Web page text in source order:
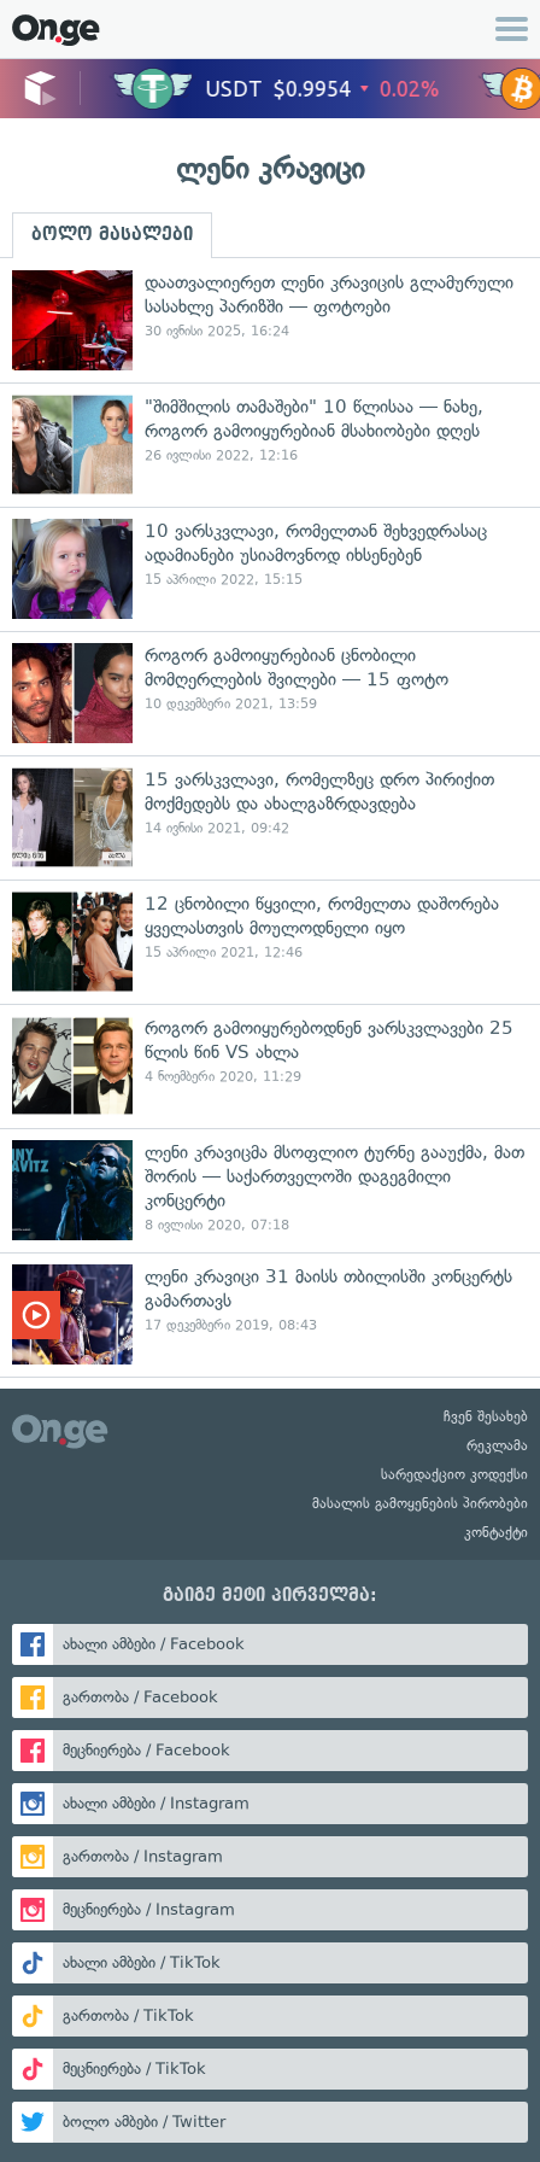
ლენი კრავიცი
ბოლო მასალები
დაათვალიერეთ ლენი კრავიცის გლამურული
სასახლე პარიზში — ფოტოები
30 ივნისი 2025, 16:24
"შიმშილის თამაშები" 10 წლისაა — ნახე,
როგორ გამოიყურებიან მსახიობები დღეს
26 ივლისი 2022, 12:16
10 ვარსკვლავი, რომელთან შეხვედრასაც
ადამიანები უსიამოვნოდ იხსენებენ
15 აპრილი 2022, 15:15
როგორ გამოიყურებიან ცნობილი
მომღერლების შვილები — 15 ფოტო
10 დეკემბერი 2021, 13:59
15 ვარსკვლავი, რომელზეც დრო პირიქით
მოქმედებს და ახალგაზრდავდება
14 ივნისი 2021, 09:42
12 ცნობილი წყვილი, რომელთა დაშორება
ყველასთვის მოულოდნელი იყო
15 აპრილი 2021, 12:46
როგორ გამოიყურებოდნენ ვარსკვლავები 25
წლის წინ VS ახლა
4 ნოემბერი 2020, 11:29
ლენი კრავიცმა მსოფლიო ტურნე გააუქმა, მათ
შორის — საქართველოში დაგეგმილი
კონცერტი
8 ივლისი 2020, 07:18
ლენი კრავიცი 31 მაისს თბილისში კონცერტს
გამართავს
17 დეკემბერი 2019, 08:43
ჩვენ შესახებ
რეკლამა
სარედაქციო კოდექსი
მასალის გამოყენების პირობები
კონტაქტი
გაიგე მეტი პირველმა:
ახალი ამბები / Facebook
გართობა / Facebook
მეცნიერება / Facebook
ახალი ამბები / Instagram
გართობა / Instagram
მეცნიერება / Instagram
ახალი ამბები / TikTok
გართობა / TikTok
მეცნიერება / TikTok
ბოლო ამბები / Twitter